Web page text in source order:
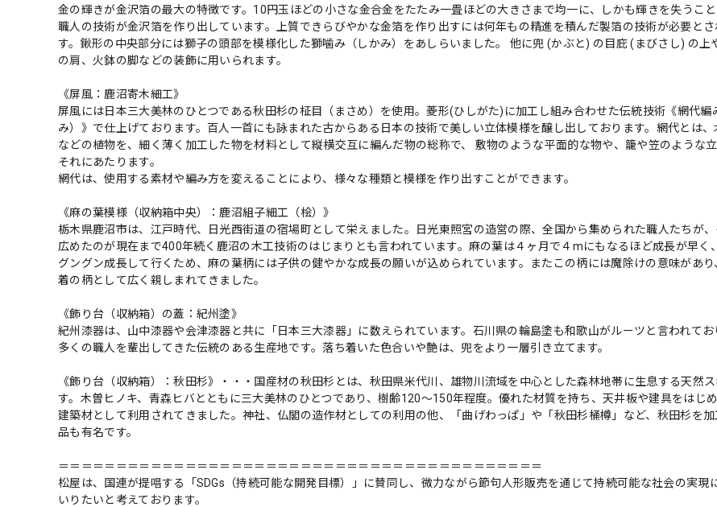
金の輝きが金沢箔の最大の特徴です。10円玉ほどの小さな金合金をたたみ一畳ほどの大きさまで均一に、しかも輝きを失うこ
職人の技術が金沢箔を作り出しています。上質できらびやかな金箔を作り出すには何年もの精進を積んだ製箔の技術が必要とさ
す。鍬形の中央部分には獅子の頭部を模様化した獅噛み（しかみ）をあしらいました。 他に兜 (かぶと) の目庇 (まびさし) の上
の肩、火鉢の脚などの装飾に用いられます。
《屏風：鹿沼寄木細工》
屏風には日本三大美林のひとつである秋田杉の柾目（まさめ）を使用。菱形(ひしがた)に加工し組み合わせた伝統技術《網代編
み）》で仕上げております。百人一首にも詠まれた古からある日本の技術で美しい立体模様を醸し出しております。網代とは、
などの植物を、細く薄く加工した物を材料として縦横交互に編んだ物の総称で、 敷物のような平面的な物や、籠や笠のような
それにあたります。
網代は、使用する素材や編み方を変えることにより、様々な種類と模様を作り出すことができます。
《麻の葉模様（収納箱中央）：鹿沼組子細工（桧）》
栃木県鹿沼市は、江戸時代、日光西街道の宿場町として栄えました。日光東照宮の造営の際、全国から集められた職人たちが
広めたのが現在まで400年続く鹿沼の木工技術のはじまりとも言われています。麻の葉は４ヶ月で４mにもなるほど成長が早く
グングン成長して行くため、麻の葉柄には子供の健やかな成長の願いが込められています。またこの柄には魔除けの意味があ
着の柄として広く親しまれてきました。
《飾り台（収納箱）の蓋：紀州塗》
紀州漆器は、山中漆器や会津漆器と共に「日本三大漆器」に数えられています。石川県の輪島塗も和歌山がルーツと言われてお
多くの職人を輩出してきた伝統のある生産地です。落ち着いた色合いや艶は、兜をより一層引き立てます。
《飾り台（収納箱）：秋田杉》・・・国産材の秋田杉とは、秋田県米代川、雄物川流域を中心とした森林地帯に生息する天然
す。木曽ヒノキ、青森ヒバとともに三大美林のひとつであり、樹齢120〜150年程度。優れた材質を持ち、天井板や建具をはじ
建築材として利用されてきました。神社、仏閣の造作材としての利用の他、「曲げわっぱ」や「秋田杉桶樽」など、秋田杉を
品も有名です。
＝＝＝＝＝＝＝＝＝＝＝＝＝＝＝＝＝＝＝＝＝＝＝＝＝＝＝＝＝＝＝＝＝＝＝＝＝＝＝＝＝＝
松屋は、国連が提唱する「SDGs（持続可能な開発目標）」に賛同し、微力ながら節句人形販売を通じて持続可能な社会の実現
いりたいと考えております。